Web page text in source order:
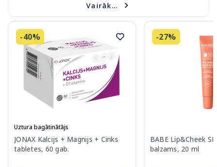
Vairāk...
-40%
Uztura bagātinātājs
JONAX Kalcijs + Magnijs + Cinks
tabletes, 60 gab.
-27%
BABE Lip&Cheek
balzams, 20 ml